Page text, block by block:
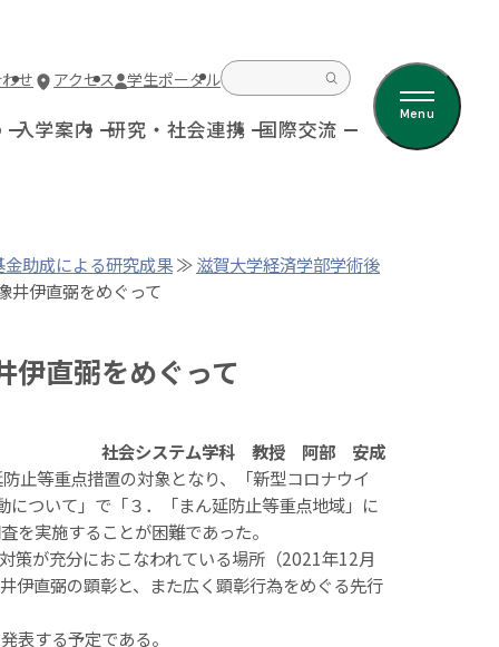
せ アクセス 学生ポータル
入学案内 研究・社会連携 国際交流
Menu
助成による研究成果≫滋賀大学経済学部学術後
井伊直弼をめぐって
伊直弼をめぐって
社会システム学科 教授 阿部 安成
等重点措置の対象となり、「新型コロナウイ
ついて」で「３．「まん延防止等重点地域」に
を実施することが困難であった。
が充分におこなわれている場所（2021年12月
伊直弼の顕彰と、また広く顕彰行為をめぐる先行
表する予定である。